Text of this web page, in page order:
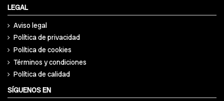
LEGAL
Aviso legal
Política de privacidad
Política de cookies
Términos y condiciones
Política de calidad
SÍGUENOS EN